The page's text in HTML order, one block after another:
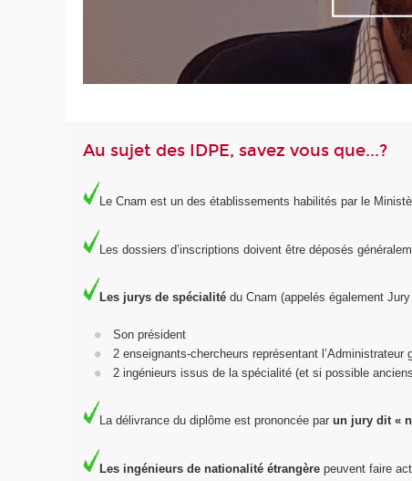
Au sujet des IDPE, savez vous que...?
Le Cnam est un des établissements habilités par le
Les dossiers d’inscriptions doivent être déposés
Les jurys de spécialité du Cnam (appelés également
Son président
2 enseignants-chercheurs représentant l’Administrateur
2 ingénieurs issus de la spécialité (et si possible
La délivrance du diplôme est prononcée parun jury dit «
Les ingénieurs de nationalité étrangère peuvent faire